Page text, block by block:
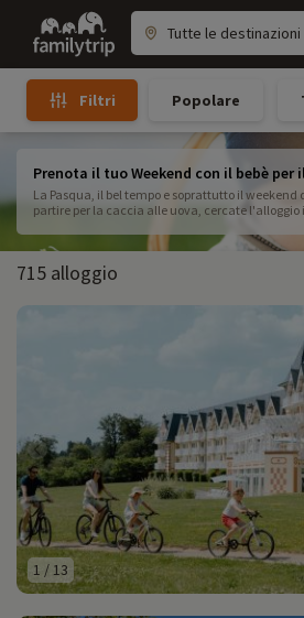
Family
trip
Filtri Popolare
Prenota il tuo Weekend con il bebè
La Pasqua, il bel tempo e soprattutto il
partire per la caccia alle uova, cercate
715 alloggio
1 /13